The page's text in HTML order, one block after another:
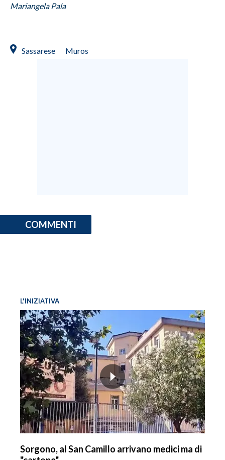
Mariangela Pala
Sassarese Muros
COMMENTI
L'INIZIATIVA
Sorgono, al San Camillo arrivano medici ma di